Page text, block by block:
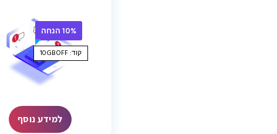
10% הנחה
קוד: 10GBOFF
למידע נוסף